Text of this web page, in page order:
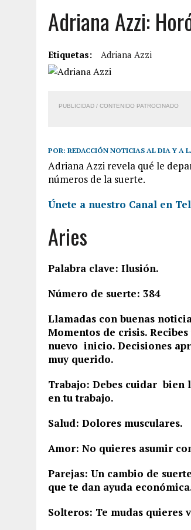
2 AGOSTO, 2026
COLAPSÓ TECHO
2 AGOSTO, 2026 | FALCÓN: MUJER
6 AGOSTO, 2026 | MISTERIOSA
6 AGOSTO, 2026
5 AGOSTO, 2026 | PRESUNTO BROTE
Adriana Azzi:
Etiquetas: Adriana Azzi
PUBLICIDAD / CONTENIDO PATROCINADO
POR: REDACCIÓN NOTICIAS AL DIA Y A
Adriana Azzi revela qué le
números de la suerte.
Únete a nuestro Canal en
Aries
Palabra clave: Ilusión.
Número de suerte: 384
Llamadas con buenas
Momentos de crisis.
nuevo inicio. Decisiones
muy querido.
Trabajo: Debes cuidar bien
en tu trabajo.
Salud: Dolores musculares.
Amor: No quieres asumir
Parejas: Un cambio de
que te dan ayuda
Solteros: Te mudas quieres